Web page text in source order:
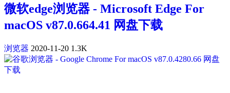
微软edge浏览器 - Microsoft Edge For
macOS v87.0.664.41 网盘下载
浏览器 2020-11-20 1.3K